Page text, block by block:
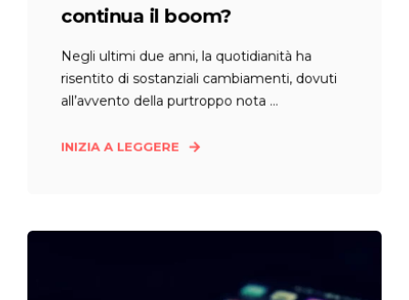
continua il boom?
Negli ultimi due anni, la quotidianità ha
risentito di sostanziali cambiamenti, dovuti
all’avvento della purtroppo nota ...
INIZIA A LEGGERE